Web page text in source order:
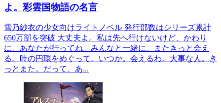
よ。彩雲国物語の名言
雪乃紗衣の少女向けライトノベル 発行部数はシリーズ累計
650万部を突破 大丈夫よ。私は先へ行けないけど、かわり
に、あなたが行ってね。みんなと一緒に。またきっと会え
る。時の円環をめぐって。いつか。会えるわ。大事な人。き
っとまた。だって、あ...